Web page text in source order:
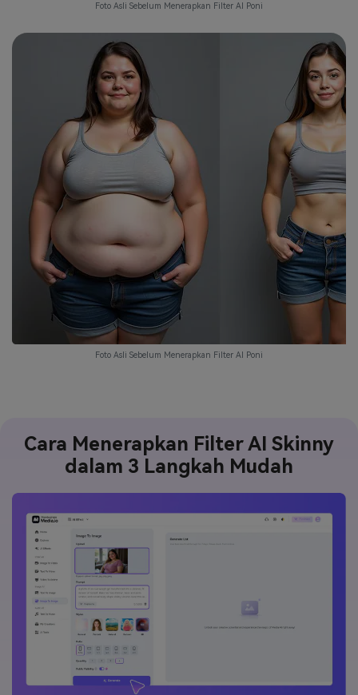
Foto Asli Sebelum Menerapkan Filter AI Poni
Foto Asli Sebelum Menerapkan Filter AI Poni
Cara Menerapkan Filter AI Skinny
dalam 3 Langkah Mudah